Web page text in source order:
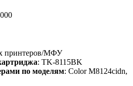
принтеров/МФУ
: TK-8115BK
по моделям: Color M8124cidn,